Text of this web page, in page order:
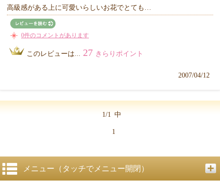
高級感がある上に可愛いらしいお花でとても…
0件のコメントがあります
このレビューは... 27 きらりポイント
2007/04/12
1/1 中
1
メニュー（タッチでメニュー開閉）